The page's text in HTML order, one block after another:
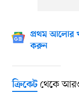
প্রথম আলোর
করুন
ক্রিকেটথেকে